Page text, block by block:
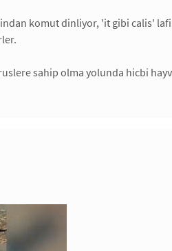
komut dinliyor, 'it gibi calis'
sahip olma yolunda hicbi